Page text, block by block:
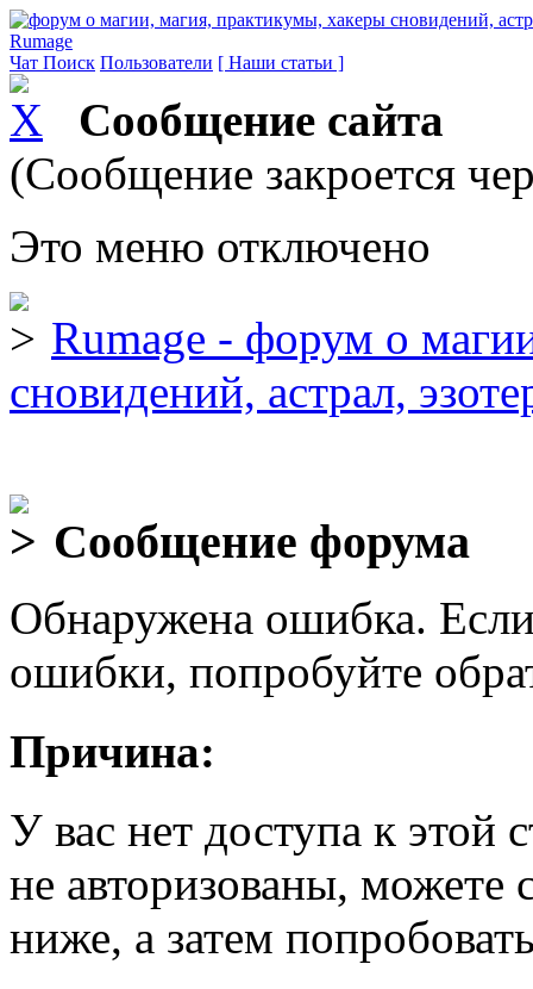
Rumage
Чат Поиск Пользователи [ Наши статьи ]
Сообщение сайта
(Сообщение закроется
Это меню отключено
Rumage - форум о
сновидений, астрал,
Сообщение форума
Обнаружена ошибка.
ошибки, попробуйте
Причина:
У вас нет доступа к
не авторизованы, можете
ниже, а затем